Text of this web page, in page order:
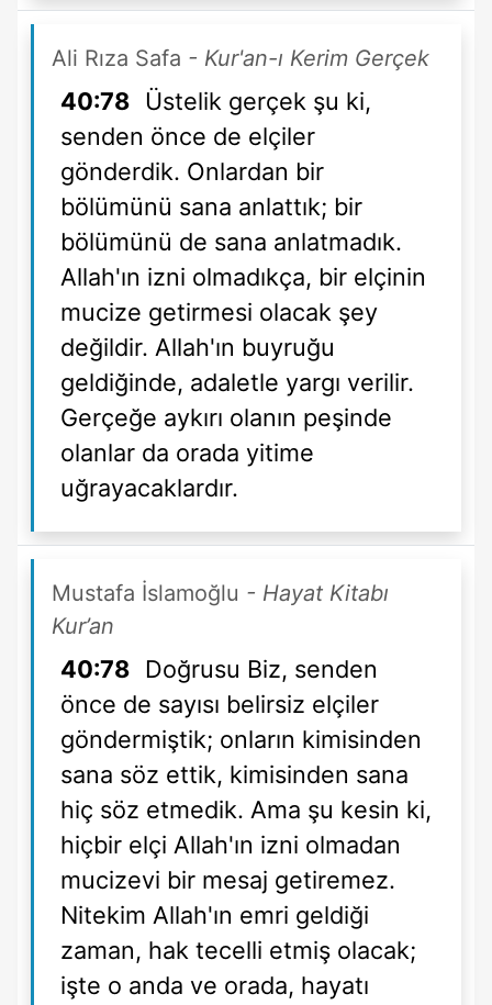
Ali Rıza Safa - Kur'an-ı Kerim Gerçek
40:78
Üstelik gerçek şu ki,
senden önce de elçiler
gönderdik. Onlardan bir
bölümünü sana anlattık; bir
bölümünü de sana anlatmadık.
Allah'ın izni olmadıkça, bir elçinin
mucize getirmesi olacak şey
değildir. Allah'ın buyruğu
geldiğinde, adaletle yargı verilir.
Gerçeğe aykırı olanın peşinde
olanlar da orada yitime
uğrayacaklardır.
Mustafa İslamoğlu - Hayat Kitabı
Kur’an
40:78
Doğrusu Biz, senden
önce de sayısı belirsiz elçiler
göndermiştik; onların kimisinden
sana söz ettik, kimisinden sana
hiç söz etmedik. Ama şu kesin ki,
hiçbir elçi Allah'ın izni olmadan
mucizevi bir mesaj getiremez.
Nitekim Allah'ın emri geldiği
zaman, hak tecelli etmiş olacak;
işte o anda ve orada, hayatı